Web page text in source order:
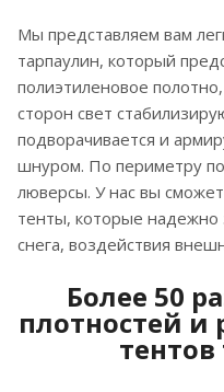
Мы представляем вам
тарпаулин, который
полиэтиленовое
сторон свет
подворачивается и
шнуром. По периметру
люверсы. У нас вы
тенты, которые
снега, воздействия
Более 50
плотностей и